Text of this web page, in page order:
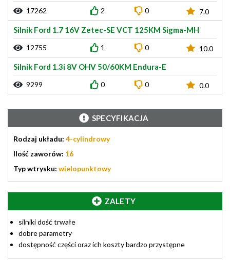
17262 2 0 7.0
Silnik Ford 1.7 16V Zetec-SE VCT 125KM Sigma-MH
12755 1 0 10.0
Silnik Ford 1.3i 8V OHV 50/60KM Endura-E
9299 0 0 0.0
SPECYFIKACJA
Rodzaj układu: 4-cylindrowy
Ilość zaworów: 16
Typ wtrysku: wielopunktowy
ZALETY
silniki dość trwałe
dobre parametry
dostępność części oraz ich koszty bardzo przystępne